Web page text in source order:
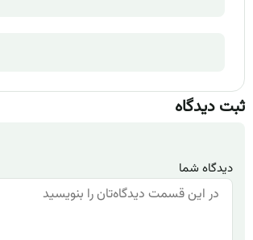
ثبت دیدگاه
دیدگاه شما